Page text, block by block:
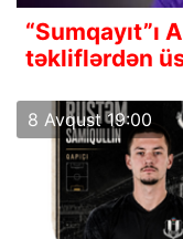
“Sumqayıt”ı
təkliflərdən
8 Avqust 19:00